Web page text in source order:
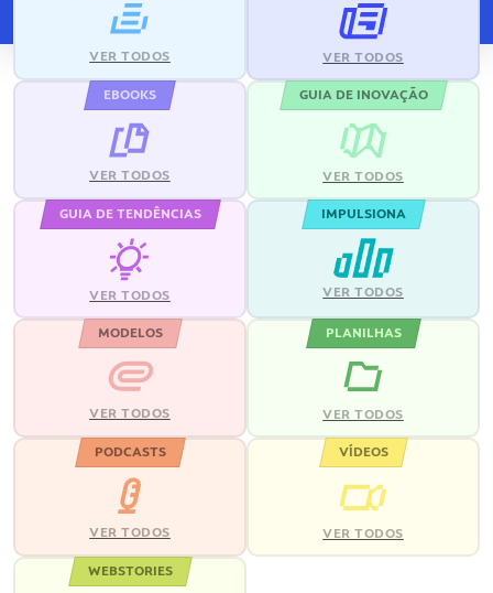
VER TODOS VER TODOS
EBOOKS
VER TODOS
GUIA DE INOVAÇÃO
VER TODOS
GUIA DE TENDÊNCIAS
VER TODOS
IMPULSIONA
VER TODOS
MODELOS
VER TODOS
PLANILHAS
VER TODOS
PODCASTS
VER TODOS
VÍDEOS
VER TODOS
WEBSTORIES